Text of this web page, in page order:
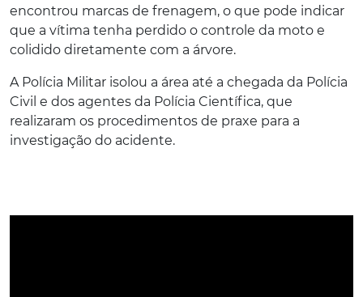
encontrou marcas de frenagem, o que pode indicar
que a vítima tenha perdido o controle da moto e
colidido diretamente com a árvore.
A Polícia Militar isolou a área até a chegada da Polícia
Civil e dos agentes da Polícia Científica, que
realizaram os procedimentos de praxe para a
investigação do acidente.